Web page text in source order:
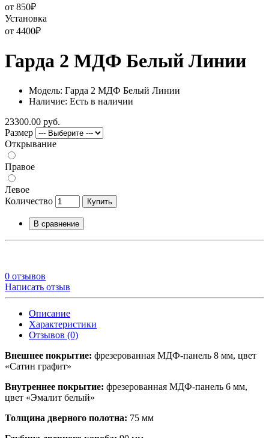
от 850₽
Установка
от 4400₽
Гарда 2 МДФ Белый Линии
Модель: Гарда 2 МДФ Белый Линии
Наличие: Есть в наличии
23300.00 руб.
Размер
Открывание
Правое
Левое
Количество
Купить
В сравнение
0 отзывов
Написать отзыв
Описание
Характеристики
Отзывов (0)
Внешнее покрытие: фрезерованная МДФ-панель 8 мм, цвет
«Сатин графит»
Внутреннее покрытие: фрезерованная МДФ-панель 6 мм,
цвет «Эмалит белый»
Толщина дверного полотна: 75 мм